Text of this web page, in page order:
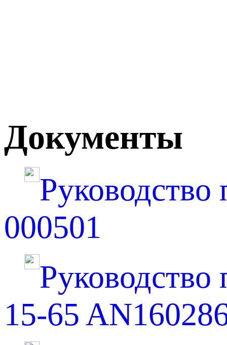
Документы
000501
Руководство
15-65